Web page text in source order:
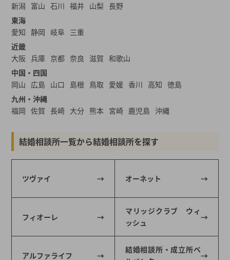
新潟 富山 石川 福井 山梨 長野
東海
愛知 静岡 岐阜 三重
近畿
大阪 兵庫 京都 奈良 滋賀 和歌山
中国・四国
岡山 広島 山口 島根 鳥取 愛媛 香川 高知 徳島
九州・沖縄
福岡 佐賀 長崎 大分 熊本 宮崎 鹿児島 沖縄
結婚相談所一覧から結婚相談所を探す
ツヴァイ オーネット
フィオーレ
マリッジクラブ ウィ
ッシュ
アルファライフ
結婚相談所・成立所ベ